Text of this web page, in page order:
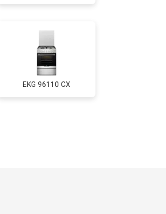
EKG 96110 CX